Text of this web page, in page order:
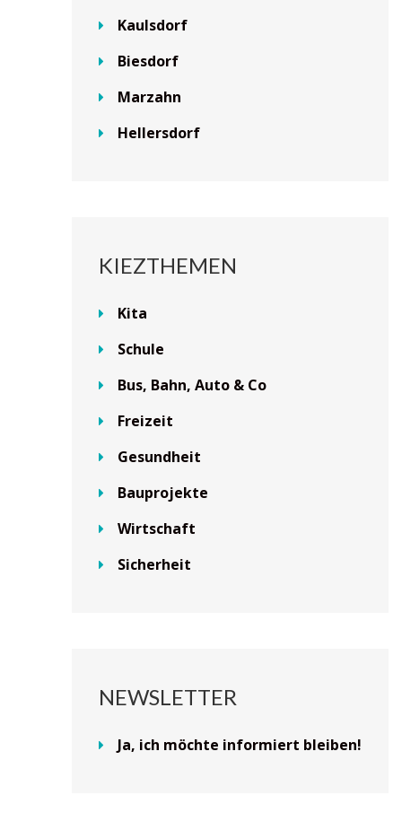
Kaulsdorf
Biesdorf
Marzahn
Hellersdorf
KIEZTHEMEN
Kita
Schule
Bus, Bahn, Auto & Co
Freizeit
Gesundheit
Bauprojekte
Wirtschaft
Sicherheit
NEWSLETTER
Ja, ich möchte informiert bleiben!